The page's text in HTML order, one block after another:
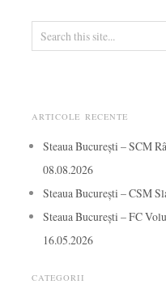
ARTICOLE RECENTE
Steaua București – SCM
08.08.2026
Steaua București – CSM
Steaua București – FC
16.05.2026
CATEGORII